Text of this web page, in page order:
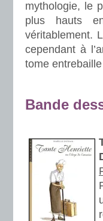
mythologie, le
plus hauts
véritablement.
cependant à
tome
Bande